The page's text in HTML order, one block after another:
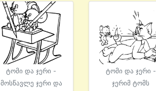
ტომი და ჯერი -
მოსწავლე ჯერი და
ტომი და ჯერი -
ჯერიმ ტომს